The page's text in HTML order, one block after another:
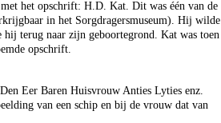
het opschrift: H.D. Kat. Dit was één van de
in het Sorgdragersmuseum). Hij wilde
terug naar zijn geboortegrond. Kat was toen
opschrift.
Eer Baren Huisvrouw Anties Lyties enz.
van een schip en bij de vrouw dat van